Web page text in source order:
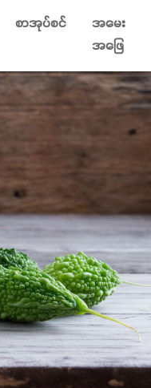
စာအုပ်စင်
အမေး
အဖြေ